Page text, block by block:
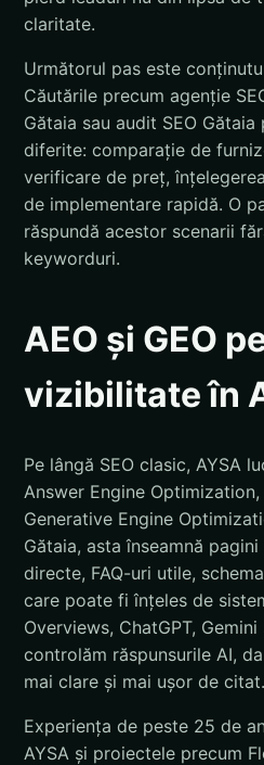
claritate.
Următorul pas este
Căutările precum agenție
Gătaia sau audit SEO
diferite: comparație de
verificare de preț,
de implementare rapidă. O
răspundă acestor scenarii
keyworduri.
AEO și GEO
vizibilitate în
Pe lângă SEO clasic, AYSA
Answer Engine Optimization,
Generative Engine
Gătaia, asta înseamnă
directe, FAQ-uri utile,
care poate fi înțeles de
Overviews, ChatGPT,
controlăm răspunsurile AI,
mai clare și mai ușor de citat.
Experiența de peste 25 de
AYSA și proiectele precum